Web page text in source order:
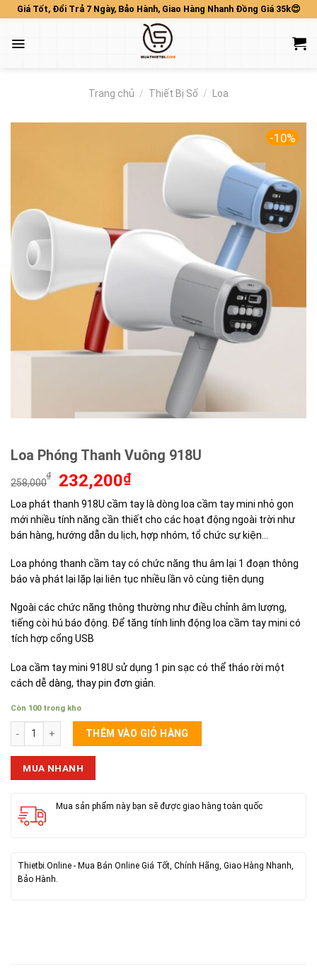
Skip
content
Giá Tốt, Đổi Trả 7 Ngày, Bảo Hành, Giao Hàng Nhanh Đồng Giá 35k😍
Trang chủ / Thiết Bị Số / Loa
-10%
Loa Phóng Thanh Vuông 918U
258,000
₫
Giá
là:
258,000₫.
232,200₫Giá
tại
là:
232,200₫.
Loa phát thanh 918U cầm tay là dòng loa cầm tay mini nhỏ gọn
mới nhiều tính năng cần thiết cho các hoạt động ngoài trời như
bán hàng, hướng dẫn du lịch, hợp nhóm, tổ chức sự kiện…
Loa phóng thanh cầm tay có chức năng thu âm lại 1 đoạn thông
báo và phát lại lặp lại liên tục nhiều lần vô cùng tiện dụng
Ngoài các chức năng thông thường như điều chỉnh âm lượng,
tiếng còi hú báo động. Để tăng tính linh động loa cầm tay mini có
tích hợp cổng USB
Loa cầm tay mini 918U sử dụng 1 pin sạc có thể tháo rời một
cách dễ dàng, thay pin đơn giản.
Còn 100 trong kho
Loa Phóng Thanh Vuông 918U số lượng
THÊM VÀO GIỎ HÀNG
MUA NHANH
Mua sản phẩm này bạn sẽ được giao hàng toàn quốc
Thietbi.Online - Mua Bán Online Giá Tốt, Chính Hãng, Giao Hàng Nhanh,
Bảo Hành.